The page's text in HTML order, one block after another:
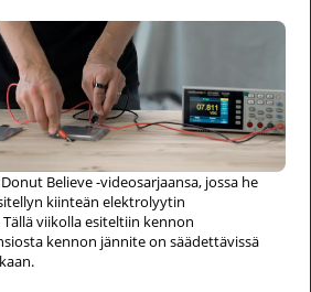
Believe -videosarjaansa, jossa he
kiinteän elektrolyytin
viikolla esiteltiin kennon
kennon jännite on säädettävissä